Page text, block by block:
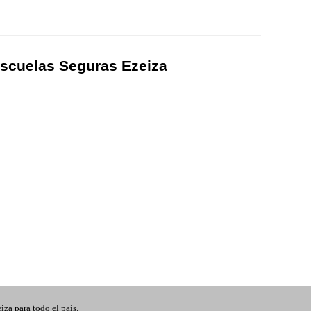
Seguras Ezeiza
para todo el país.